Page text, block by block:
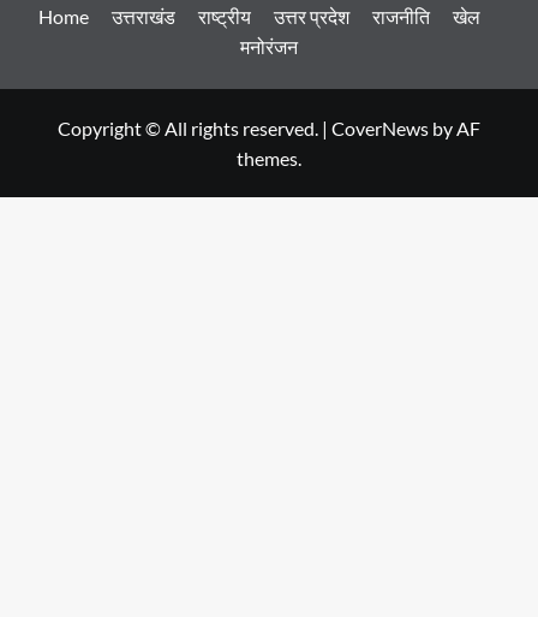
Home उत्तराखंड राष्ट्रीय उत्तर प्रदेश राजनीति
खेल
मनोरंजन
Copyright © All rights reserved. | CoverNews by AF
themes.